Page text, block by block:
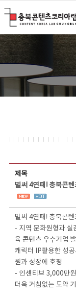
제목
벌써 4연패! 충북콘
벌써 4연패! 충북콘
- 지역 문화원형과 실
육 콘텐츠 우수기업
캐릭터 IP활용한 성
원과 성장에 호평
- 인센티브 3,000만
더욱 거침없는 도약